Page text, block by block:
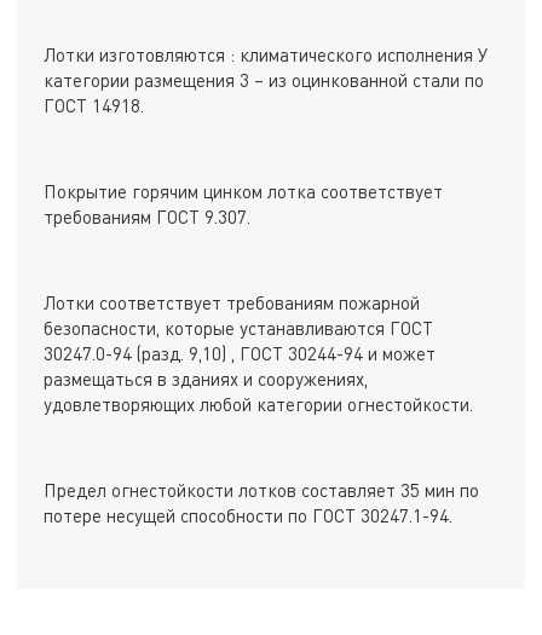
Лотки изготовляются : климатического исполнения У
категории размещения 3 – из оцинкованной стали по
ГОСТ 14918.
Покрытие горячим цинком лотка соответствует
требованиям ГОСТ 9.307.
Лотки соответствует требованиям пожарной
безопасности, которые устанавливаются ГОСТ
30247.0-94 (разд. 9,10) , ГОСТ 30244-94 и может
размещаться в зданиях и сооружениях,
удовлетворяющих любой категории огнестойкости.
Предел огнестойкости лотков составляет 35 мин по
потере несущей способности по ГОСТ 30247.1-94.